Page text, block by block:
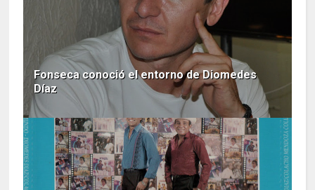
Fonseca conoció el entorno de Diomedes
Díaz